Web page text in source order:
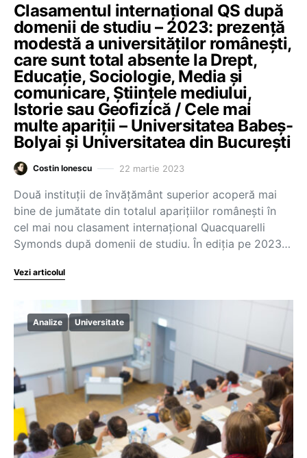
Clasamentul internațional QS după
domenii de studiu – 2023: prezență
modestă a universităților românești,
care sunt total absente la Drept,
Educație, Sociologie, Media și
comunicare, Științele mediului,
Istorie sau Geofizică / Cele mai
multe apariții – Universitatea Babeș-
Bolyai și Universitatea din București
Costin Ionescu 22 martie 2023
Două instituții de învățământ superior acoperă mai
bine de jumătate din totalul aparițiilor românești în
cel mai nou clasament internațional Quacquarelli
Symonds după domenii de studiu. În ediția pe 2023…
Vezi articolul
Analize Universitate